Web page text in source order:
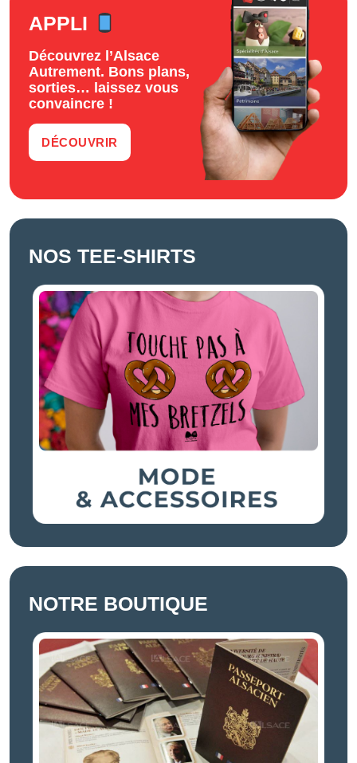
APPLI
Découvrez l’Alsace
Autrement. Bons plans,
sorties… laissez vous
convaincre !
DÉCOUVRIR
NOS TEE-SHIRTS
NOTRE BOUTIQUE